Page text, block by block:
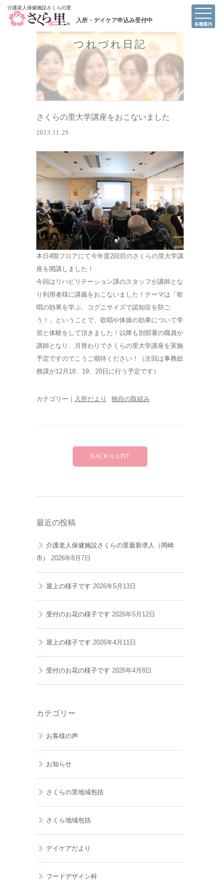
各種案内
介護老人保健施設さくらの里
介護老人保健施設さくらの里
つれづれ日記
BLOG
さくらの里大学講座をおこないました
2023.11.29
本日4階フロアにて今年度2回目のさくらの里大学講
座を開講しました！
今回はリハビリテーション課のスタッフが講師とな
り利用者様に講義をおこないました！テーマは「歌
唱の効果を学ぶ、コグニサイズで認知症を防ご
う！」ということで、歌唱や体操の効果について学
習と体験をして頂きました！以降も別部署の職員が
講師となり、月替わりでさくらの里大学講座を実施
予定ですのでこうご期待ください！（次回は事務総
務課が12月18、19、20日に行う予定です）
カテゴリー｜ 入所だより 独自の取組み
BACK to LIST
最近の投稿
介護老人保健施設さくらの里最新求人（岡崎
市）
2026年8月7日
屋上の様子です 2026年5月13日
受付のお花の様子です 2026年5月12日
屋上の様子です 2026年4月11日
受付のお花の様子です 2026年4月8日
カテゴリー
お客様の声
お知らせ
さくらの里地域包括
さくら地域包括
デイケアだより
フードデザイン科